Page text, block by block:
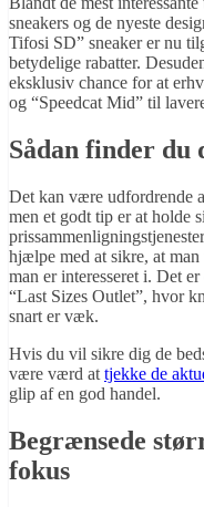
sneakers og de nyeste
Tifosi SD” sneaker er nu
betydelige rabatter.
eksklusiv chance for at
og “Speedcat Mid” til
Sådan finder du
Det kan være udfordrende
men et godt tip er at holde
hjælpe med at sikre, at man
man er interesseret i. Det
“Last Sizes Outlet”, hvor
snart er væk.
Hvis du vil sikre dig de
være værd at tjekke de
glip af en god handel.
Begrænsede
fokus